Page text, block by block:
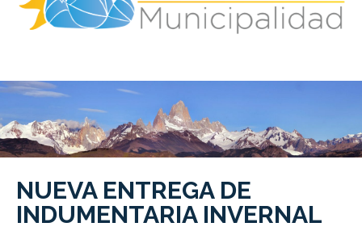
NUEVA ENTREGA DE
INDUMENTARIA INVERNAL